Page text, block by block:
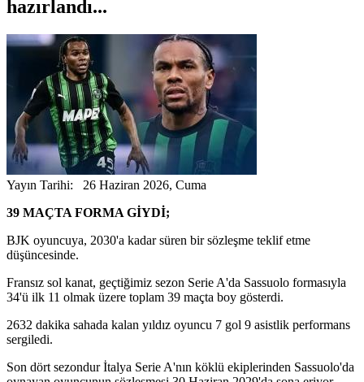
hazırlandı...
Yayın Tarihi: 26 Haziran 2026, Cuma
39 MAÇTA FORMA GİYDİ;
BJK oyuncuya, 2030'a kadar süren bir sözleşme teklif etme
düşüncesinde.
Fransız sol kanat, geçtiğimiz sezon Serie A'da Sassuolo formasıyla
34'ü ilk 11 olmak üzere toplam 39 maçta boy gösterdi.
2632 dakika sahada kalan yıldız oyuncu 7 gol 9 asistlik performans
sergiledi.
Son dört sezondur İtalya Serie A'nın köklü ekiplerinden Sassuolo'da